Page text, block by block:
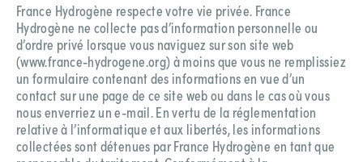
France Hydrogène respecte votre vie privée. France
Hydrogène ne collecte pas d’information personnelle ou
d’ordre privé lorsque vous naviguez sur son site web
(www.france-hydrogene.org) à moins que vous ne remplissiez
un formulaire contenant des informations en vue d’un
contact sur une page de ce site web ou dans le cas où vous
nous enverriez un e-mail. En vertu de la réglementation
relative à l’informatique et aux libertés, les informations
collectées sont détenues par France Hydrogène en tant que